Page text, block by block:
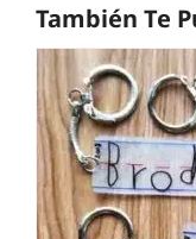
También Te